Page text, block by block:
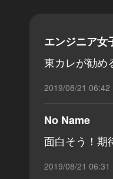
エンジニア女
東カレが勧
2019/08/21 06:42
No Name
面白そう！期
2019/08/21 06:31